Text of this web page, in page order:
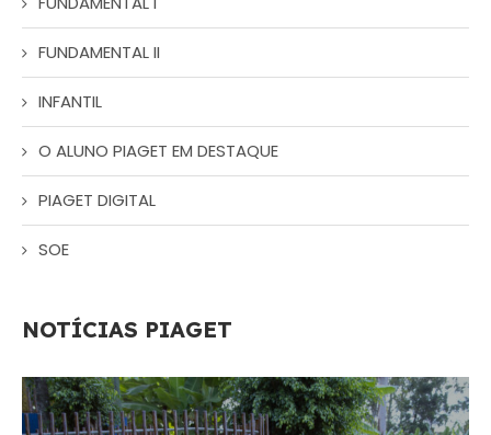
FUNDAMENTAL II
INFANTIL
O ALUNO PIAGET EM DESTAQUE
PIAGET DIGITAL
SOE
NOTÍCIAS PIAGET